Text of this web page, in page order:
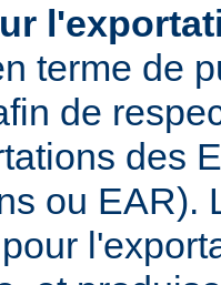
terme de
de
des
ou EAR).